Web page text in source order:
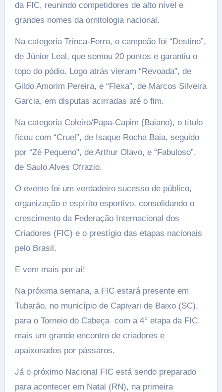
da FIC, reunindo competidores de alto nível e
grandes nomes da ornitologia nacional.
Na categoria Trinca-Ferro, o campeão foi “Destino”,
de Júnior Leal, que somou 20 pontos e garantiu o
topo do pódio. Logo atrás vieram “Revoada”, de
Gildo Amorim Pereira, e “Flexa”, de Marcos Silveira
Garcia, em disputas acirradas até o fim.
Na categoria Coleiro/Papa-Capim (Baiano), o título
ficou com “Cruel”, de Isaque Rocha Baia, seguido
por “Zé Pequeno”, de Arthur Olavo, e “Fabuloso”,
de Saulo Alves Ofrazio.
O evento foi um verdadeiro sucesso de público,
organização e espírito esportivo, consolidando o
crescimento da Federação Internacional dos
Criadores (FIC) e o prestígio das etapas nacionais
pelo Brasil.
E vem mais por aí!
Na próxima semana, a FIC estará presente em
Tubarão, no município de Capivari de Baixo (SC),
para o Torneio do Cabeça com a 4° etapa da FIC,
mais um grande encontro de criadores e
apaixonados por pássaros.
Já o próximo Nacional FIC está sendo preparado
para acontecer em Natal (RN), na primeira